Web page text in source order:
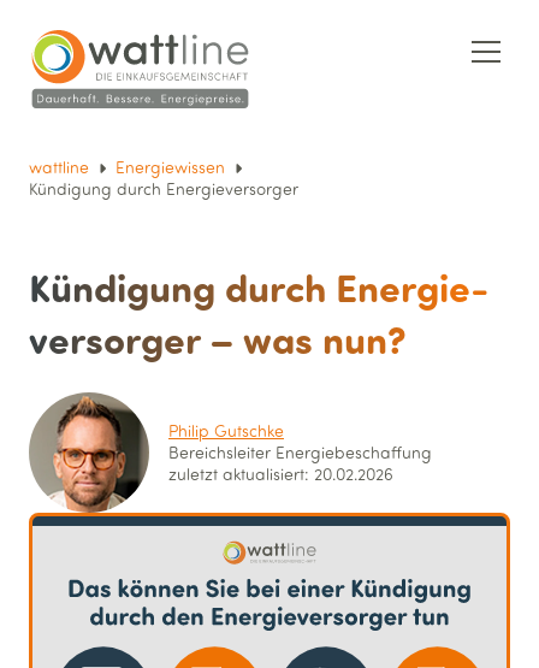
wattline
Energiewissen
Kündigung durch Energieversorger
Kündigung durch Energie­
versorger – was nun?
Philip Gutschke
Bereichsleiter Energie­beschaffung
zuletzt aktualisiert: 20.02.2026